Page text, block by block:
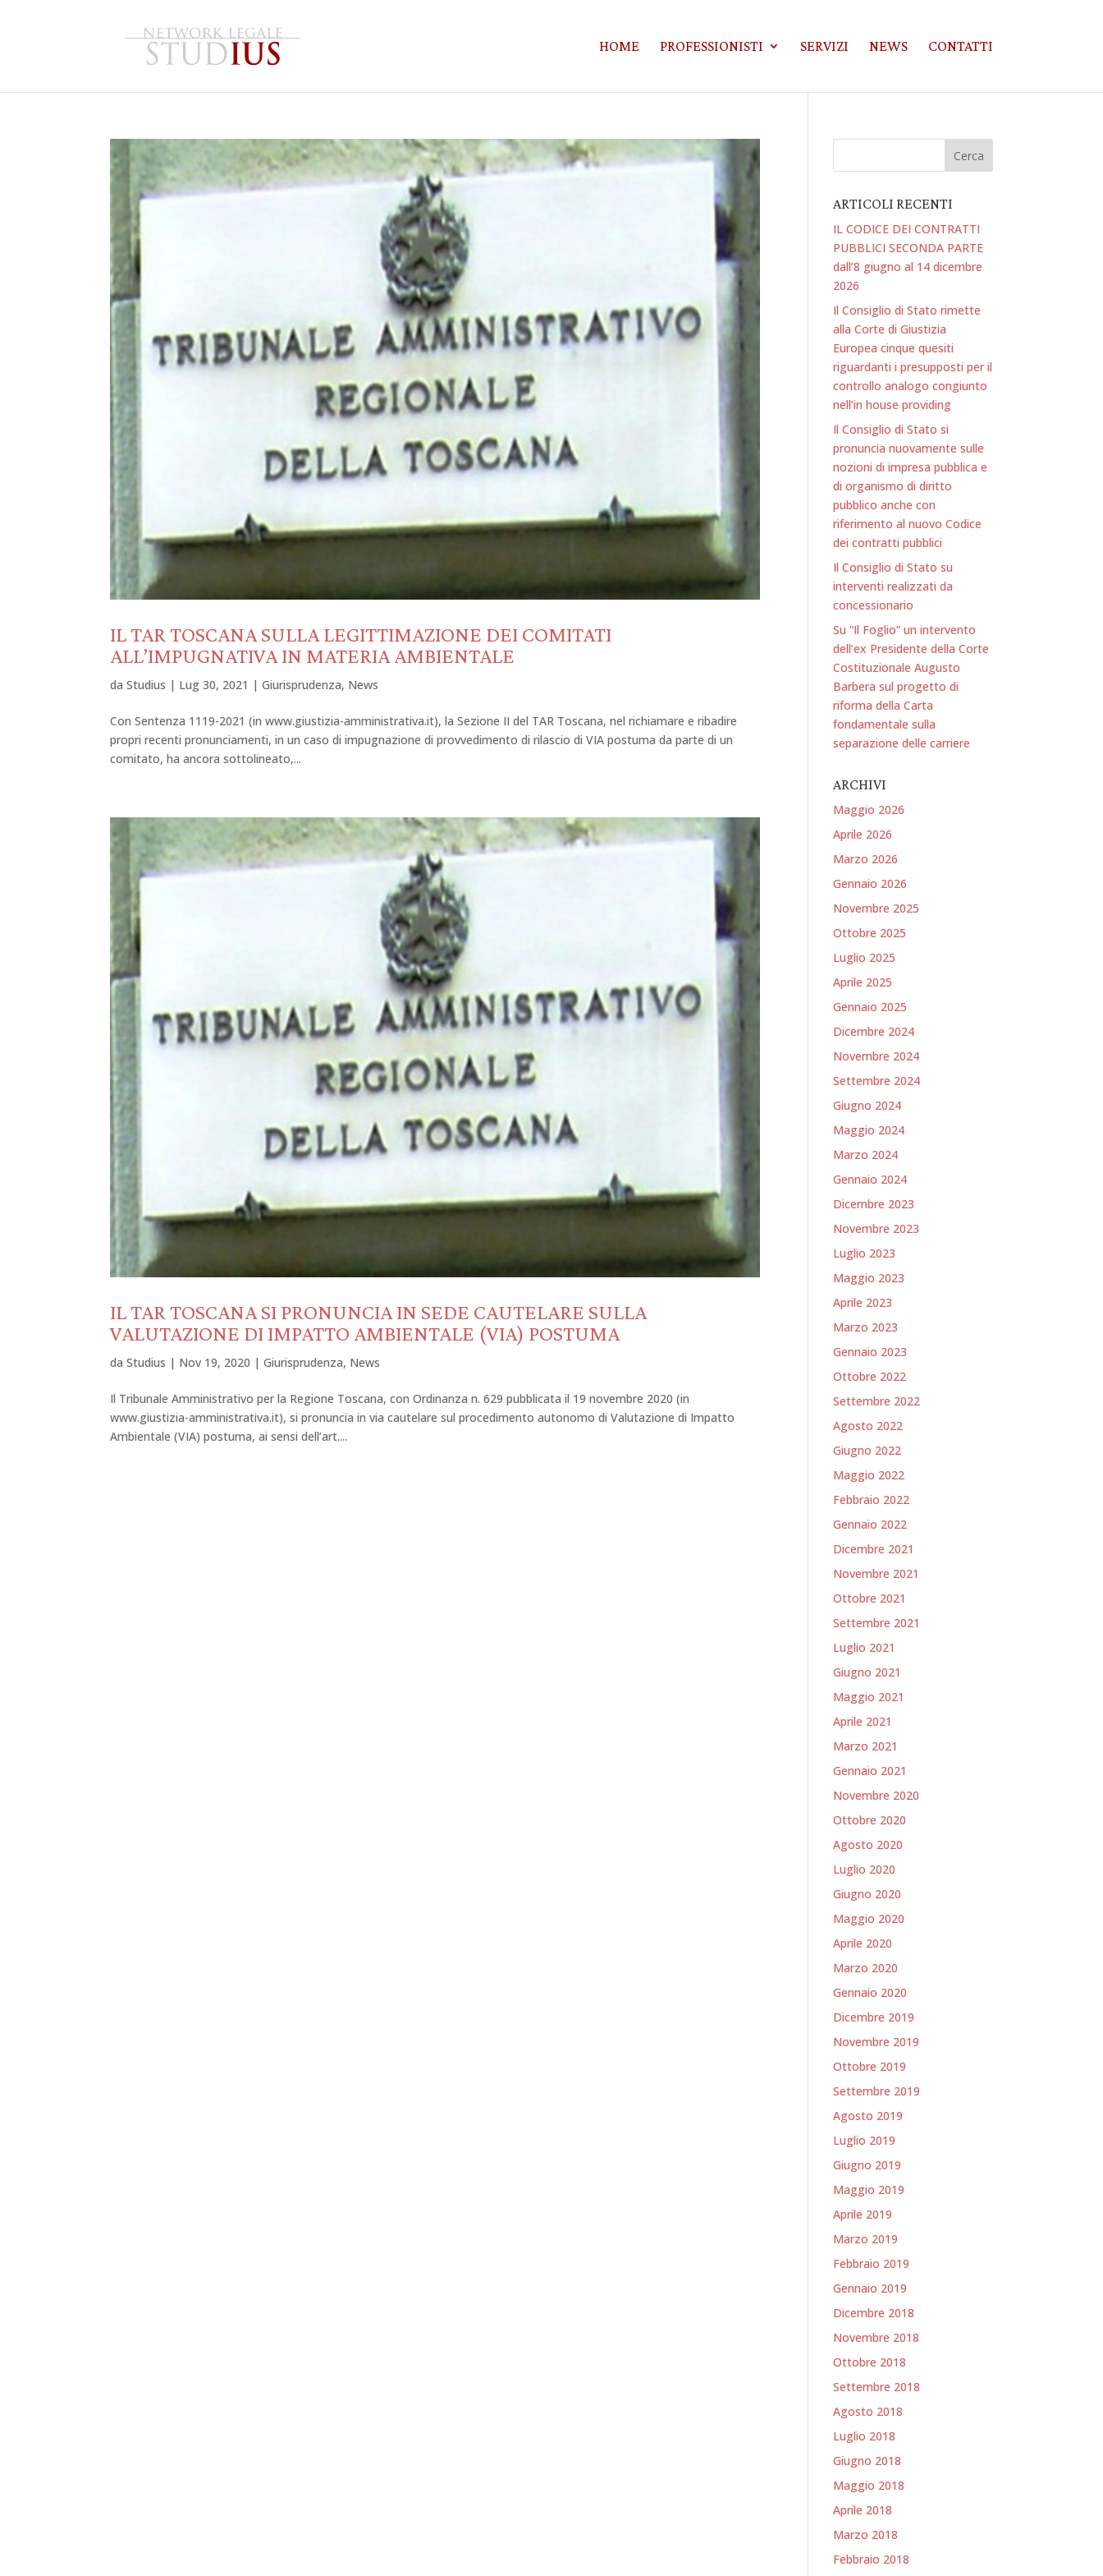
HOME PROFESSIONISTI SERVIZI NEWS CONTATTI
IL TAR TOSCANA SULLA LEGITTIMAZIONE DEI COMITATI
ALL’IMPUGNATIVA IN MATERIA AMBIENTALE
daStudius | Lug 30, 2021 |Giurisprudenza, News
Con Sentenza 1119-2021 (in www.giustizia-amministrativa.it), la Sezione II del TAR Toscana, nel richiamare e ribadire
propri recenti pronunciamenti, in un caso di impugnazione di provvedimento di rilascio di VIA postuma da parte di un
comitato, ha ancora sottolineato,...
IL TAR TOSCANA SI PRONUNCIA IN SEDE CAUTELARE SULLA
VALUTAZIONE DI IMPATTO AMBIENTALE (VIA) POSTUMA
daStudius | Nov 19, 2020 |Giurisprudenza, News
Il Tribunale Amministrativo per la Regione Toscana, con Ordinanza n. 629 pubblicata il 19 novembre 2020 (in
www.giustizia-amministrativa.it), si pronuncia in via cautelare sul procedimento autonomo di Valutazione di Impatto
Ambientale (VIA) postuma, ai sensi dell’art....
ARTICOLI RECENTI
IL CODICE DEI CONTRATTI
PUBBLICI SECONDA PARTE
dall’8 giugno al 14 dicembre
2026
Il Consiglio di Stato rimette
alla Corte di Giustizia
Europea cinque quesiti
riguardanti i presupposti per il
controllo analogo congiunto
nell’in house providing
Il Consiglio di Stato si
pronuncia nuovamente sulle
nozioni di impresa pubblica e
di organismo di diritto
pubblico anche con
riferimento al nuovo Codice
dei contratti pubblici
Il Consiglio di Stato su
interventi realizzati da
concessionario
Su “Il Foglio” un intervento
dell’ex Presidente della Corte
Costituzionale Augusto
Barbera sul progetto di
riforma della Carta
fondamentale sulla
separazione delle carriere
ARCHIVI
Maggio 2026
Aprile 2026
Marzo 2026
Gennaio 2026
Novembre 2025
Ottobre 2025
Luglio 2025
Aprile 2025
Gennaio 2025
Dicembre 2024
Novembre 2024
Settembre 2024
Giugno 2024
Maggio 2024
Marzo 2024
Gennaio 2024
Dicembre 2023
Novembre 2023
Luglio 2023
Maggio 2023
Aprile 2023
Marzo 2023
Gennaio 2023
Ottobre 2022
Settembre 2022
Agosto 2022
Giugno 2022
Maggio 2022
Febbraio 2022
Gennaio 2022
Dicembre 2021
Novembre 2021
Ottobre 2021
Settembre 2021
Luglio 2021
Giugno 2021
Maggio 2021
Aprile 2021
Marzo 2021
Gennaio 2021
Novembre 2020
Ottobre 2020
Agosto 2020
Luglio 2020
Giugno 2020
Maggio 2020
Aprile 2020
Marzo 2020
Gennaio 2020
Dicembre 2019
Novembre 2019
Ottobre 2019
Settembre 2019
Agosto 2019
Luglio 2019
Giugno 2019
Maggio 2019
Aprile 2019
Marzo 2019
Febbraio 2019
Gennaio 2019
Dicembre 2018
Novembre 2018
Ottobre 2018
Settembre 2018
Agosto 2018
Luglio 2018
Giugno 2018
Maggio 2018
Aprile 2018
Marzo 2018
Febbraio 2018